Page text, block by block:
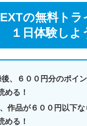
の無料トラ
１日体験しよ
、６００円分のポイ
める！
作品が６００円以下な
める！